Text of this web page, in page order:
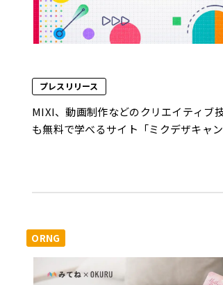
プレスリリース
MIXI、動画制作などのクリエイティブ
も無料で学べるサイト「ミクデザキャ
ORNG